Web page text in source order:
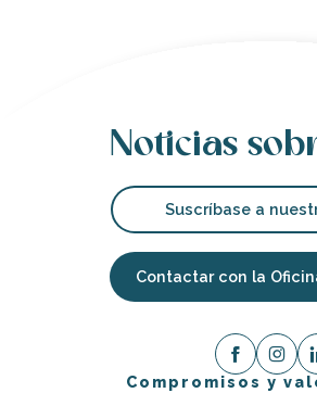
Noticias
Suscríbase a
Contactar con la
Compromisos y